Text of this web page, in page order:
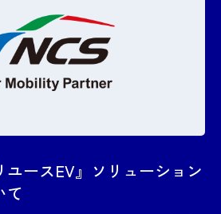
ユースEV』ソリューション
て